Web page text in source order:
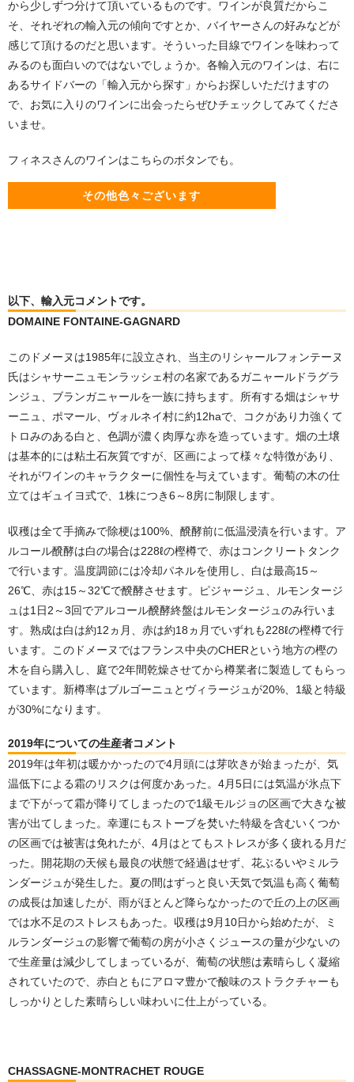
から少しずつ分けて頂いているものです。ワインが良質だからこ
そ、それぞれの輸入元の傾向ですとか、バイヤーさんの好みなどが
感じて頂けるのだと思います。そういった目線でワインを味わって
みるのも面白いのではないでしょうか。各輸入元のワインは、右に
あるサイドバーの「輸入元から探す」からお探しいただけますの
で、お気に入りのワインに出会ったらぜひチェックしてみてくださ
いませ。
フィネスさんのワインはこちらのボタンでも。
その他色々ございます
以下、輸入元コメントです。
DOMAINE FONTAINE-GAGNARD
このドメーヌは1985年に設立され、当主のリシャールフォンテーヌ
氏はシャサーニュモンラッシェ村の名家であるガニャールドラグラ
ンジュ、ブランガニャールを一族に持ちます。所有する畑はシャサ
ーニュ、ポマール、ヴォルネイ村に約12haで、コクがあり力強くて
トロみのある白と、色調が濃く肉厚な赤を造っています。畑の土壌
は基本的には粘土石灰質ですが、区画によって様々な特徴があり、
それがワインのキャラクターに個性を与えています。葡萄の木の仕
立てはギュイヨ式で、1株につき6～8房に制限します。
収穫は全て手摘みで除梗は100%、醗酵前に低温浸漬を行います。ア
ルコール醗酵は白の場合は228ℓの樫樽で、赤はコンクリートタンク
で行います。温度調節には冷却パネルを使用し、白は最高15～
26℃、赤は15～32℃で醗酵させます。ピジャージュ、ルモンタージ
ュは1日2～3回でアルコール醗酵終盤はルモンタージュのみ行いま
す。熟成は白は約12ヵ月、赤は約18ヵ月でいずれも228ℓの樫樽で行
います。このドメーヌではフランス中央のCHERという地方の樫の
木を自ら購入し、庭で2年間乾燥させてから樽業者に製造してもらっ
ています。新樽率はブルゴーニュとヴィラージュが20%、1級と特級
が30%になります。
2019年についての生産者コメント
2019年は年初は暖かかったので4月頭には芽吹きが始まったが、気
温低下による霜のリスクは何度かあった。4月5日には気温が氷点下
まで下がって霜が降りてしまったので1級モルジョの区画で大きな被
害が出てしまった。幸運にもストーブを焚いた特級を含むいくつか
の区画では被害は免れたが、4月はとてもストレスが多く疲れる月だ
った。開花期の天候も最良の状態で経過はせず、花ぶるいやミルラ
ンダージュが発生した。夏の間はずっと良い天気で気温も高く葡萄
の成長は加速したが、雨がほとんど降らなかったので丘の上の区画
では水不足のストレスもあった。収穫は9月10日から始めたが、ミ
ルランダージュの影響で葡萄の房が小さくジュースの量が少ないの
で生産量は減少してしまっているが、葡萄の状態は素晴らしく凝縮
されていたので、赤白ともにアロマ豊かで酸味のストラクチャーも
しっかりとした素晴らしい味わいに仕上がっている。
CHASSAGNE-MONTRACHET ROUGE